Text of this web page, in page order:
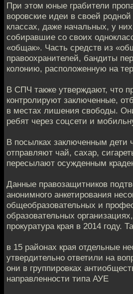
При этом юные грабители
воровские идеи в своей
классах, даже начальных, у
собиравшие со своих
«общак». Часть средств из
правоохранителей, бандиты
колонию, расположенную на
В СПЧ также утверждают, что
контролируют заключенные,
в местах лишения свободы.
ребят через соцсети и
В посылках заключенным дети
отправляют чай, сахар,
пересылают осужденным
Данные правозащитников
анонимного анкетирования
общеобразовательных и
образовательных
прокуратура края в 2014 году.
в 15 районах края отдельные
утвердительно ответили на
они в группировках
направленности типа АУЕ